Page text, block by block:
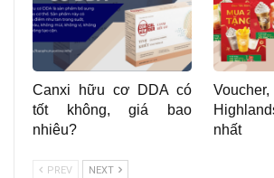
Canxi hữu cơ DDA có
tốt không, giá bao
nhiêu?
nhất
PREV NEXT